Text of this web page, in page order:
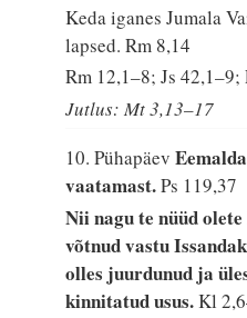
Keda iganes Jumala
lapsed.Rm 8,14
Rm 12,1–8; Js 42,1–9;
Jutlus: Mt 3,13–17
10. Pühapäev
vaatamast.Ps 119,37
Nii nagu te nüüd
võtnud vastu
olles juurdunud ja
kinnitatud usus.Kl